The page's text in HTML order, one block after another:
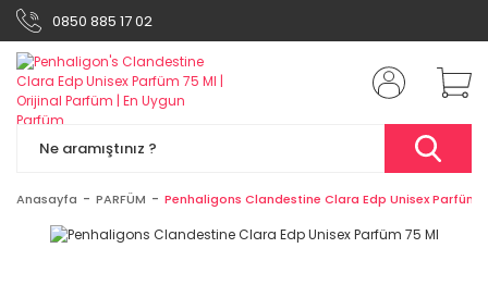
0850 885 17 02
Anasayfa PARFÜM Penhaligons Clandestine Clara Edp Unisex Parfüm